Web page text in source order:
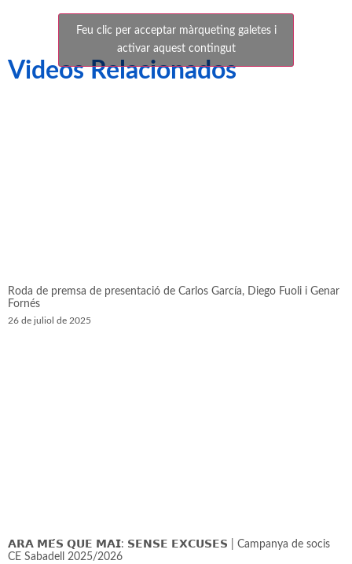
Feu clic per acceptar màrqueting galetes i
activar aquest contingut
Videos Relacionados
Roda de premsa de presentació de Carlos García, Diego Fuoli i Genar
Fornés
26 de juliol de 2025
𝗔𝗥𝗔 𝗠𝗘́𝗦 𝗤𝗨𝗘 𝗠𝗔𝗜: 𝗦𝗘𝗡𝗦𝗘 𝗘𝗫𝗖𝗨𝗦𝗘𝗦 | Campanya de socis
CE Sabadell 2025/2026